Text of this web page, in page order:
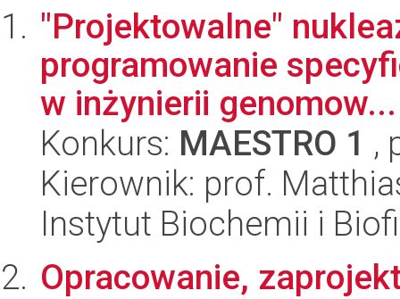
"Projektowalne"
programowanie
w inżynierii genomow...
Konkurs: MAESTRO 1 ,
Kierownik: prof.
Instytut Biochemii i
Opracowanie,